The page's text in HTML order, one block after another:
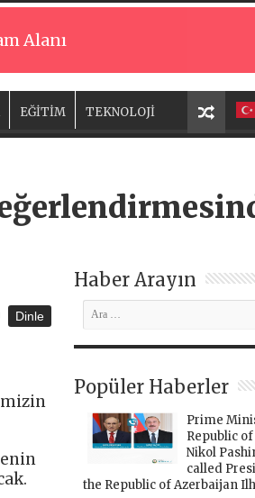
Alanı
EĞİTİM TEKNOLOJİ
Dinle
Haber Arayın
Popüler Haberler
Prime
Republic
Nikol
called
the Republic of Azerbaijan